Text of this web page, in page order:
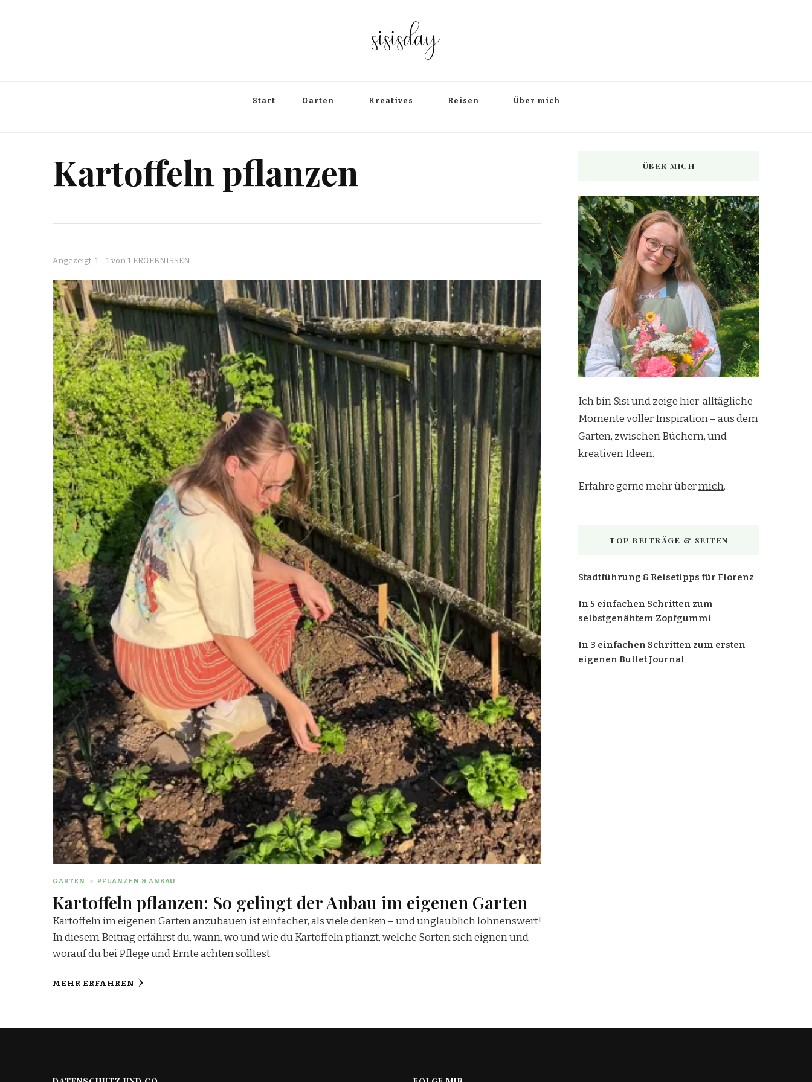
Start Garten Kreatives Reisen Über mich
Kartoffeln pflanzen
Angezeigt: 1 - 1 von 1 ERGEBNISSEN
GARTEN PFLANZEN & ANBAU
Kartoffeln pflanzen: So gelingt der Anbau im eigenen Garten
Kartoffeln im eigenen Garten anzubauen ist einfacher, als viele denken – und unglaublich lohnenswert!
In diesem Beitrag erfährst du, wann, wo und wie du Kartoffeln pflanzt, welche Sorten sich eignen und
worauf du bei Pflege und Ernte achten solltest.
MEHR ERFAHREN
ÜBER MICH
Ich bin Sisi und zeige hier alltägliche
Momente voller Inspiration – aus dem
Garten, zwischen Büchern, und
kreativen Ideen.
Erfahre gerne mehr übermich.
TOP BEITRÄGE & SEITEN
Stadtführung & Reisetipps für Florenz
In 5 einfachen Schritten zum
selbstgenähtem Zopfgummi
In 3 einfachen Schritten zum ersten
eigenen Bullet Journal